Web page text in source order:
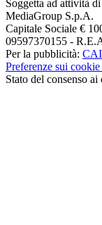
Soggetta ad attività
MediaGroup S.p.A.
Capitale Sociale €
09597370155 -
Per la pubblicità:
Preferenze sui cookie
Stato del consenso ai